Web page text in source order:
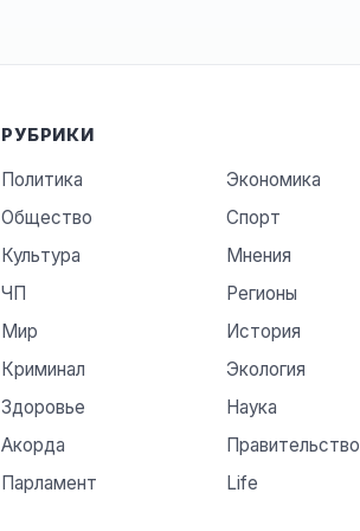
РУБРИКИ
Политика
Экономика
Общество
Спорт
Культура
Мнения
ЧП
Регионы
Мир
История
Криминал
Экология
Здоровье
Наука
Акорда
Правительство
Парламент
Life